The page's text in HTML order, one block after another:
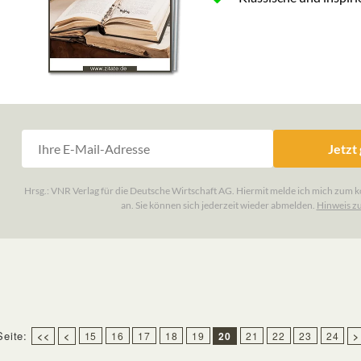
<< < 15 16 17 18 19 20 21 22 23 24 >